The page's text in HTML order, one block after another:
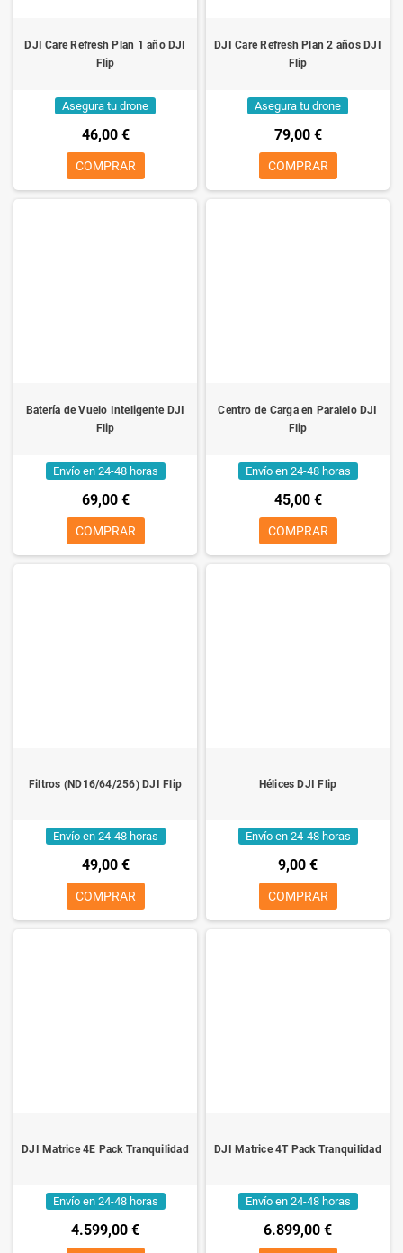
DJI Care Refresh Plan 1 año DJI
Flip
Asegura tu drone
46,00 €
COMPRAR
DJI Care Refresh Plan 2 años DJI
Flip
Asegura tu drone
79,00 €
COMPRAR
Batería de Vuelo Inteligente DJI
Flip
Envío en 24-48 horas
69,00 €
COMPRAR
Centro de Carga en Paralelo DJI
Flip
Envío en 24-48 horas
45,00 €
COMPRAR
Filtros (ND16/64/256) DJI Flip
Envío en 24-48 horas
49,00 €
COMPRAR
Hélices DJI Flip
Envío en 24-48 horas
9,00 €
COMPRAR
DJI Matrice 4E Pack Tranquilidad
Envío en 24-48 horas
4.599,00 €
DJI Matrice 4T Pack Tranquilidad
Envío en 24-48 horas
6.899,00 €